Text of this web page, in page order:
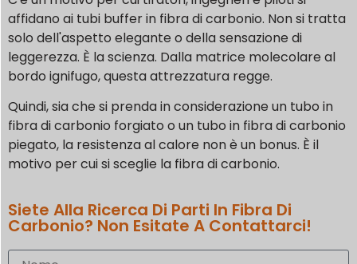
affidano ai tubi buffer in fibra di carbonio. Non si tratta
solo dell'aspetto elegante o della sensazione di
leggerezza. È la scienza. Dalla matrice molecolare al
bordo ignifugo, questa attrezzatura regge.
Quindi, sia che si prenda in considerazione un tubo in
fibra di carbonio forgiato o un tubo in fibra di carbonio
piegato, la resistenza al calore non è un bonus. È il
motivo per cui si sceglie la fibra di carbonio.
Siete Alla Ricerca Di Parti In Fibra Di
Carbonio? Non Esitate A Contattarci!